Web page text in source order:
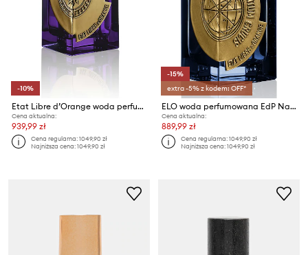
-10%
Etat Libre d’Orange woda perfumowana EdP Nat. Spray 100 ml
Cena aktualna:
939,99 zł
Cena regularna:1049,90 zł
Najniższa cena:1049,90 zł
-15%
extra -5% z kodem: OFF*
ELO woda perfumowana EdP Nat. Spray 100 ml
Cena aktualna:
889,99 zł
Cena regularna:1049,90 zł
Najniższa cena:1049,90 zł